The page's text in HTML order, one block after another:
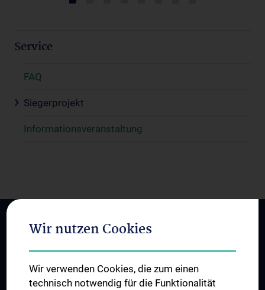
Service
FAQ
Siegerprojekt
Informationsveranstaltung
PROJEKT
Der Campus
Wir nutzen Cookies
Wir verwenden Cookies, die zum einen
technisch notwendig für die Funktionalität